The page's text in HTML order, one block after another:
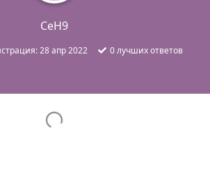
CeH9
28 апр 2022 0лучших ответов